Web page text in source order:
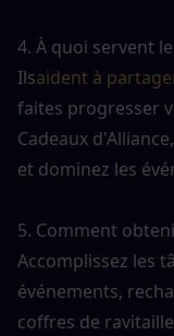
4. À quoi servent
Ilsaident à
faites progresser
Cadeaux
et dominez les
5. Comment
Accomplissez les
événements,
coffres de